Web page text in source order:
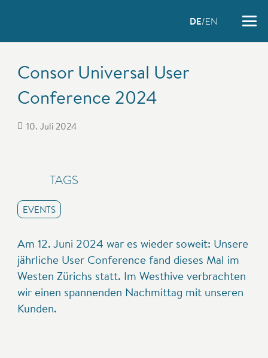
DE EN
Consor Universal User
Conference 2024
10. Juli 2024
Am 12. Juni 2024 war es wieder soweit: Unsere
jährliche User Conference fand dieses Mal im
Westen Zürichs statt. Im Westhive verbrachten
wir einen spannenden Nachmittag mit unseren
Kunden.
TAGS
EVENTS